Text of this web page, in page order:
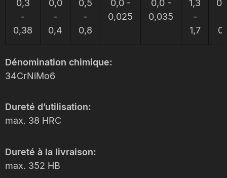
0,3
-
0,38
0,0
-
0,4
0,5
-
0,8
0,0 -
0,025
0,0 -
0,035
1,3
-
1,7
Dénomination chimique:
34CrNiMo6
Dureté d’utilisation:
max. 38 HRC
Dureté à la livraison:
max. 352 HB